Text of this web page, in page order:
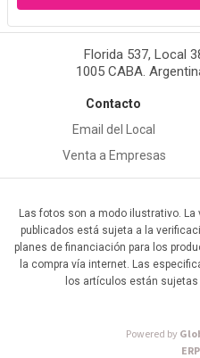
Florida 537, Local
1005 CABA.
Contacto
Email del Local
Venta a Empresas
Las fotos son a modo ilustrativo.
publicados está sujeta a la
planes de financiación para los
la compra vía internet. Las
los artículos están
Powered by